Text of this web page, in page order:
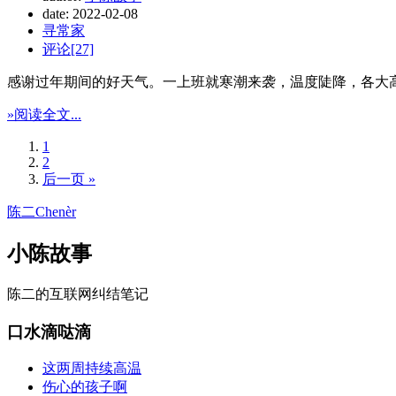
date: 2022-02-08
寻常家
评论[27]
感谢过年期间的好天气。一上班就寒潮来袭，温度陡降，各大
»阅读全文...
1
2
后一页 »
陈二Chenèr
小陈故事
陈二的互联网纠结笔记
口水滴哒滴
这两周持续高温
伤心的孩子啊